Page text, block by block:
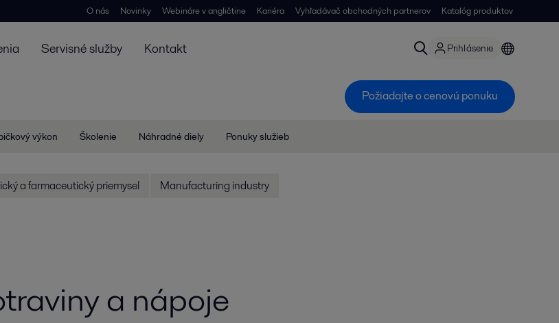
O nás Novinky Webináre v angličtine Kariéra Vyhľadávač obchodných partnerov Katalóg produktov
Servisné služby Kontakt Prihlásenie
Požiadajte o cenovú ponuku
výkon Školenie Náhradné diely Ponuky služieb
a farmaceutický priemysel Manufacturing industry
a nápoje